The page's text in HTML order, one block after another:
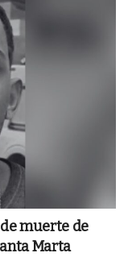
muerte de
Marta